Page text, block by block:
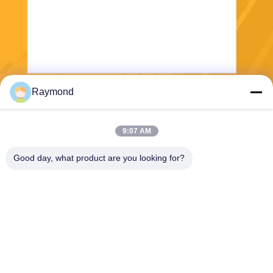
Raymond
9:07 AM
Good day, what product are you looking for?